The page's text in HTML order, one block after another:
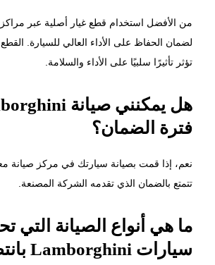
من الأفضل استخدام قطع غيار أصلية عبر مراكز
لضمان الحفاظ على الأداء العالي للسيارة.
تؤثر تأثيرًا سلبيًا على الأداء والسلامة.
فترة الضمان؟
نعم، إذا قمت بصيانة سيارتك في مركز صيانة
تتمتع بالضمان الذي تقدمه الشركة المصنعة.
ما هي أنواع الصيانة التي
سيارات Lamborghini بانتظام؟